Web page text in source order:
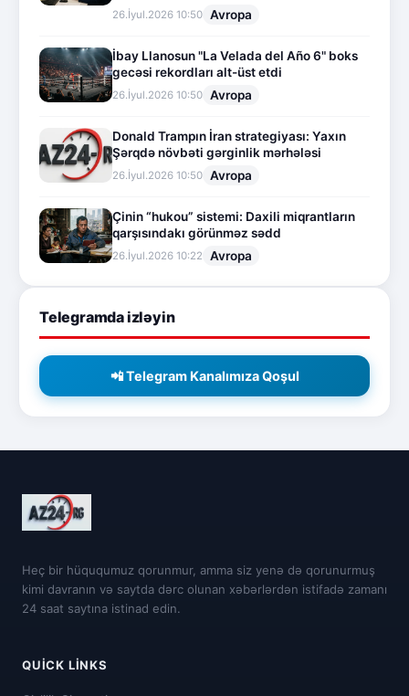
26.İyul.2026 10:50 Avropa
İbay Llanosun "La Velada del Año 6" boks
gecəsi rekordları alt-üst etdi
26.İyul.2026 10:50 Avropa
Donald Trampın İran strategiyası: Yaxın
Şərqdə növbəti gərginlik mərhələsi
26.İyul.2026 10:50 Avropa
Çinin “hukou” sistemi: Daxili miqrantların
qarşısındakı görünməz sədd
26.İyul.2026 10:22 Avropa
Telegramda izləyin
📲 Telegram Kanalımıza Qoşul
Heç bir hüququmuz qorunmur, amma siz yenə də qorunurmuş
kimi davranın və saytda dərc olunan xəbərlərdən istifadə zamanı
24 saat saytına istinad edin.
QUICK LINKS